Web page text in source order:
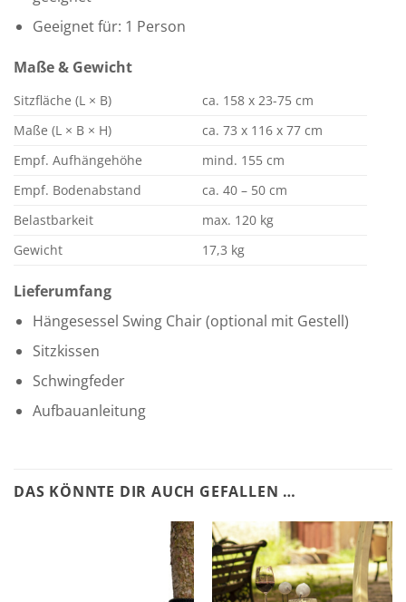
Geeignet für: 1 Person
Maße & Gewicht
Sitzfläche (L × B)
ca. 158 x 23-75 cm
Maße (L × B × H)
ca. 73 x 116 x 77 cm
Empf. Aufhängehöhe
mind. 155 cm
Empf. Bodenabstand
ca. 40 – 50 cm
Belastbarkeit
max. 120 kg
Gewicht
17,3 kg
Lieferumfang
Hängesessel Swing Chair (optional mit Gestell)
Sitzkissen
Schwingfeder
Aufbauanleitung
DAS KÖNNTE DIR AUCH GEFALLEN …